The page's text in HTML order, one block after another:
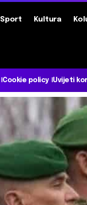
Sport Kultura
Cookie policy Uvijeti